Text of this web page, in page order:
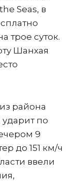
Seas, в
трое суток.
Шанхая
района
по
9
до 151 км/ч
ввели